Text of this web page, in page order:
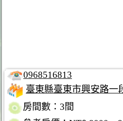
0968516813
臺東縣臺東市興安路一
房間數：3間